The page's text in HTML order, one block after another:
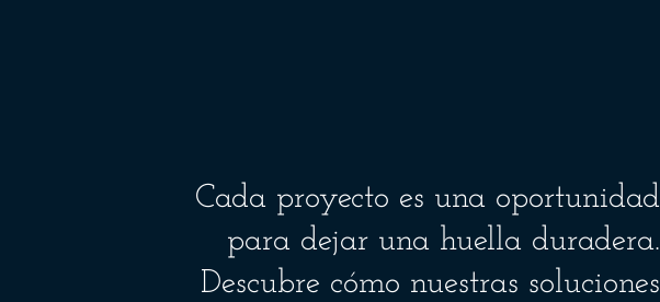
Cada proyecto es una oportunidad
para dejar una huella duradera.
Descubre cómo nuestras soluciones